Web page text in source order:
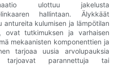
ulottuu jakelusta
hallintaan. Älykkäät
kulumisen ja lämpötilan
ovat tutkimuksen ja varhaisen
mekaanisten komponenttien ja
tarjoaa uusia arvolupauksia
tarjoavat parannettuja tai